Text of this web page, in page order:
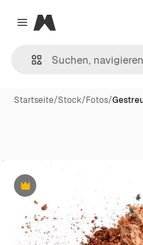
Close menu
Magnific
Startseite/Stock/Fotos/
Premium